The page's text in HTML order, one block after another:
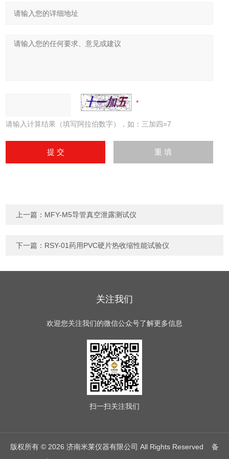
请输入计算结果（填写阿拉伯数字），如：三加四=7
上一篇： MFY-M5导管真空泄露测试仪
下一篇： RSY-01药用PVC硬片热收缩性能试验仪
关注我们
欢迎您关注我们的微信公众号了解更多信息
扫一扫关注我们
版权所有 © 2026 济南米莱仪器有限公司 All Rights Reserved 备